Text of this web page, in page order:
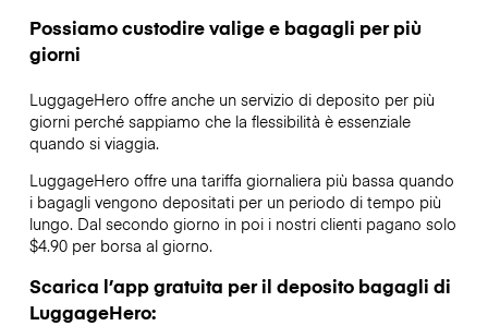
Possiamo custodire valige e bagagli per più
giorni
LuggageHero offre anche un servizio di deposito per più
giorni perché sappiamo che la flessibilità è essenziale
quando si viaggia.
LuggageHero offre una tariffa giornaliera più bassa quando
i bagagli vengono depositati per un periodo di tempo più
lungo. Dal secondo giorno in poi i nostri clienti pagano solo
$4.90 per borsa al giorno.
Scarica l’app gratuita per il deposito bagagli di
LuggageHero: